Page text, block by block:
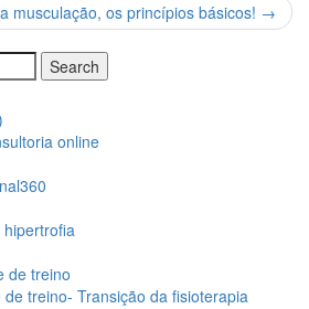
musculação, os princípios básicos! →
online
de treino
treino- Transição da fisioterapia